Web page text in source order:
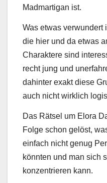
Madmartigan ist.
Was etwas verwundert
die hier und da etwas
Charaktere sind
recht jung und
dahinter exakt diese
auch nicht wirklich
Das Rätsel um Elora
Folge schon gelöst,
einfach nicht genug
könnten und man sich
konzentrieren kann.